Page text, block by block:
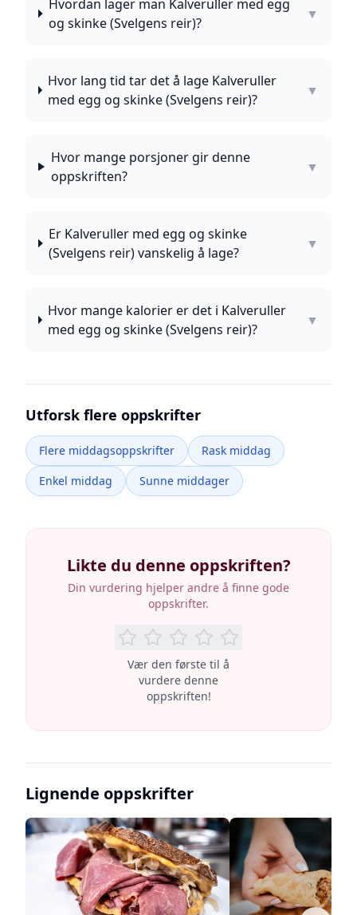
Hvordan lager man Kalveruller med egg
og skinke (Svelgens reir)?
▼
Hvor lang tid tar det å lage Kalveruller
med egg og skinke (Svelgens reir)?
▼
Hvor mange porsjoner gir denne
oppskriften?
▼
Er Kalveruller med egg og skinke
(Svelgens reir) vanskelig å lage?
▼
Hvor mange kalorier er det i Kalveruller
med egg og skinke (Svelgens reir)?
▼
Utforsk flere oppskrifter
Flere middagsoppskrifter
Rask middag
Enkel middag
Sunne middager
Likte du denne oppskriften?
Din vurdering hjelper andre å finne gode
oppskrifter.
Vær den første til å
vurdere denne
oppskriften!
Lignende oppskrifter